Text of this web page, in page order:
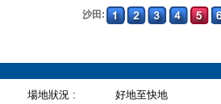
沙田:
場地狀況 :
好地至快地